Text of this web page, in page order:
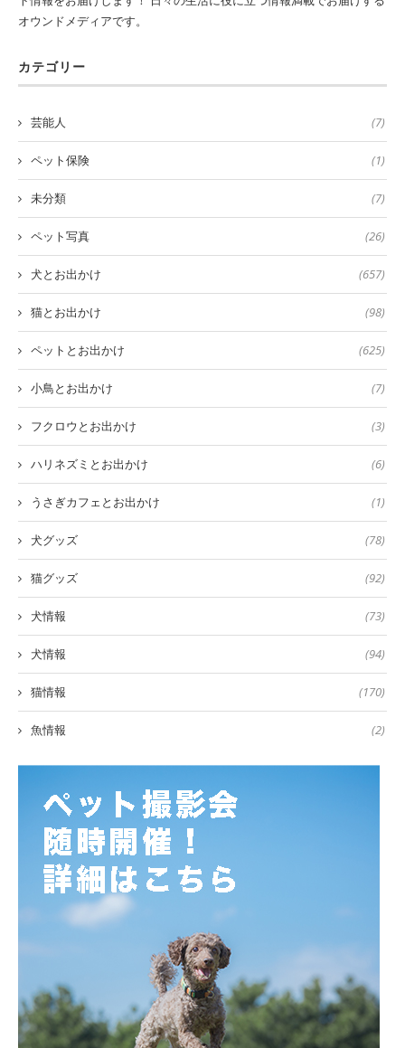
オウンドメディアです。
カテゴリー
芸能人 (7)
ペット保険 (1)
未分類 (7)
ペット写真 (26)
犬とお出かけ (657)
猫とお出かけ (98)
ペットとお出かけ (625)
小鳥とお出かけ (7)
フクロウとお出かけ (3)
ハリネズミとお出かけ (6)
うさぎカフェとお出かけ (1)
犬グッズ (78)
猫グッズ (92)
犬情報 (73)
犬情報 (94)
猫情報 (170)
魚情報 (2)